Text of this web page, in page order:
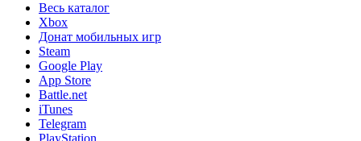
Весь каталог
Xbox
Донат мобильных игр
Steam
Google Play
App Store
Battle.net
iTunes
Telegram
PlayStation